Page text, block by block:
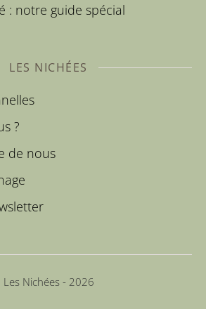
: notre guide spécial
LES NICHÉES
?
de nous
Les Nichées - 2026